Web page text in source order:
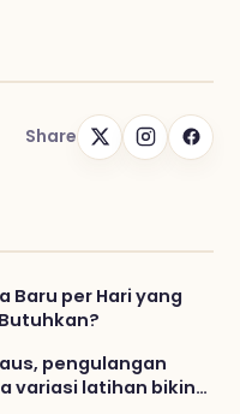
Share
Baru per Hari yang
pengulangan
variasi latihan bikin